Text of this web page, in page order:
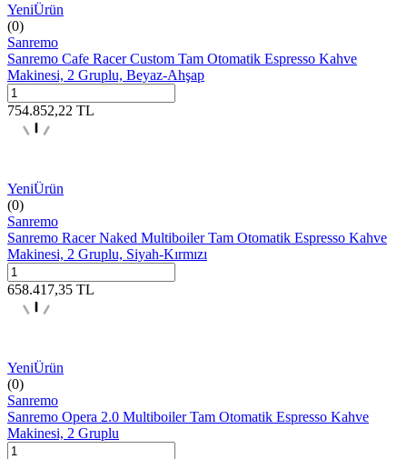
YeniÜrün
(0)
Sanremo
Sanremo Cafe Racer Custom Tam Otomatik Espresso Kahve
Makinesi, 2 Gruplu, Beyaz-Ahşap
754.852,22 TL
YeniÜrün
(0)
Sanremo
Sanremo Racer Naked Multiboiler Tam Otomatik Espresso Kahve
Makinesi, 2 Gruplu, Siyah-Kırmızı
658.417,35 TL
YeniÜrün
(0)
Sanremo
Sanremo Opera 2.0 Multiboiler Tam Otomatik Espresso Kahve
Makinesi, 2 Gruplu